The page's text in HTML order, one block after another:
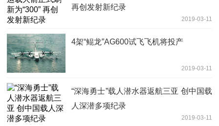
再创发射新纪录
2019-03-11
4架“鲲龙”AG600试飞飞机将投产
2019-03-11
“深海勇士”载人潜水器返航三亚 创中国载
人深潜多项纪录
2019-03-11